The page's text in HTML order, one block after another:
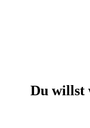
Du willst